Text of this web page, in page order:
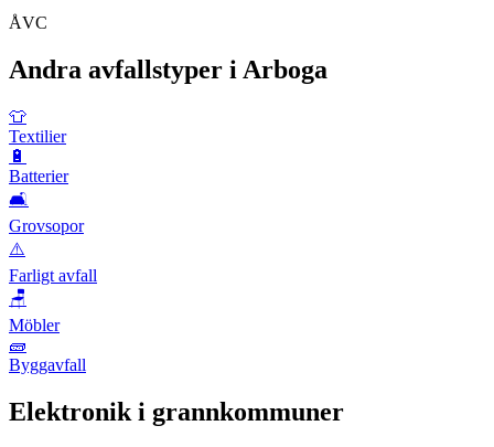
ÅVC
Andra avfallstyper i Arboga
👕
Textilier
🔋
Batterier
🛋️
Grovsopor
⚠️
Farligt avfall
🪑
Möbler
🧱
Byggavfall
Elektronik i grannkommuner